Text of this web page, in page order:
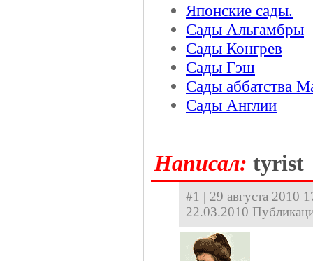
Японские сады.
Сады Альгамбры
Сады Конгрев
Сады Гэш
Сады аббатства
Сады Англии
Hаписал: tyrist
#1 | 29 августа 2010
22.03.2010